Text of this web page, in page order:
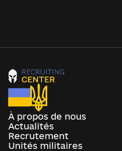
À propos de nous
Actualités
Recrutement
Unités militaires